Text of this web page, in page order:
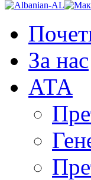
За нас
АТА